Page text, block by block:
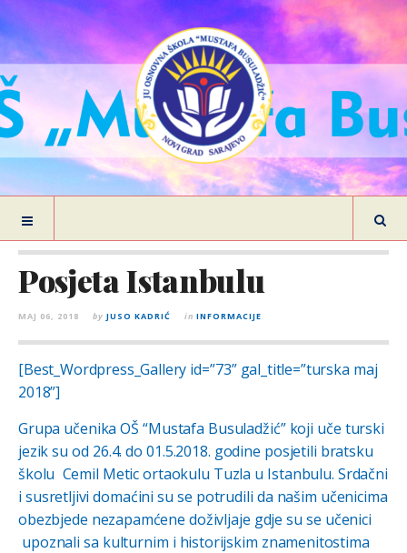
Posjeta Istanbulu
MAJ 06, 2018 by JUSO KADRIĆ in INFORMACIJE
[Best_Wordpress_Gallery id=”73” gal_title=”turska maj
2018”]
Grupa učenika OŠ “Mustafa Busuladžić” koji uče turski
jezik su od 26.4. do 01.5.2018. godine posjetili bratsku
školu Cemil Metic ortaokulu Tuzla u Istanbulu. Srdačni
i susretljivi domaćini su se potrudili da našim učenicima
obezbjede nezapamćene doživljaje gdje su se učenici
upoznali sa kulturnim i historijskim znamenitostima